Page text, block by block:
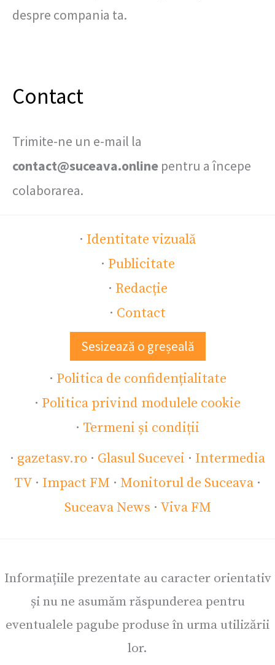
despre compania ta.
Contact
Trimite-ne un e-mail la
contact@suceava.online pentru a începe
colaborarea.
· Identitate vizuală
· Publicitate
· Redacție
· Contact
Sesizează o greșeală
· Politica de confidențialitate
· Politica privind modulele cookie
· Termeni și condiții
· gazetasv.ro · Glasul Sucevei · Intermedia
TV · Impact FM · Monitorul de Suceava ·
Suceava News · Viva FM
Informațiile prezentate au caracter orientativ
și nu ne asumăm răspunderea pentru
eventualele pagube produse în urma utilizării
lor.